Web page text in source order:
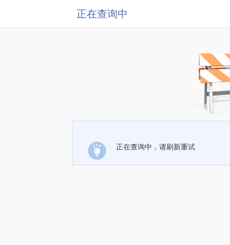
正在查询中
正在查询中，请刷新重试